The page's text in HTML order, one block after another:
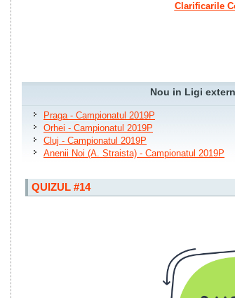
Clarificarile
Nou in Ligi
Praga - Campionatul 2019P
Orhei - Campionatul 2019P
Cluj - Campionatul 2019P
Anenii Noi (A. Straista) - Campionatul 2019P
QUIZUL #14